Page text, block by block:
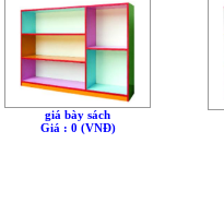
giá bày sách
Giá : 0 (VNÐ)